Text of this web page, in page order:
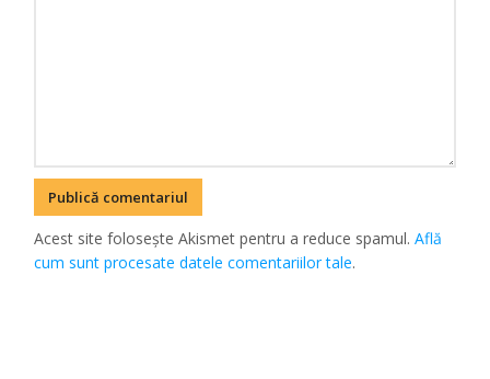
Acest site folosește Akismet pentru a reduce spamul.Află
cum sunt procesate datele comentariilor tale.